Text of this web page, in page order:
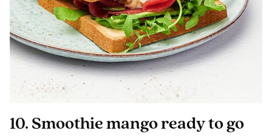
10. Smoothie mango ready to go